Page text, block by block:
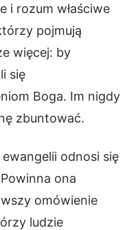
i rozum właściwe
pojmują
więcej: by
się
Boga. Im nigdy
zbuntować.
odnosi się
ona
omówienie
ludzie